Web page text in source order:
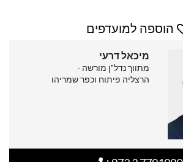
הוספה למועדפים
מיכאל דרעי
מתווך נדל"ן מורשה -
הרצליה פיתוח וכפר שמריהו